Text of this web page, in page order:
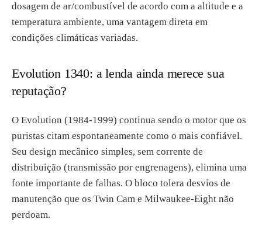
dosagem de ar/combustível de acordo com a altitude e a
temperatura ambiente, uma vantagem direta em
condições climáticas variadas.
Evolution 1340: a lenda ainda merece sua
reputação?
O Evolution (1984-1999) continua sendo o motor que os
puristas citam espontaneamente como o mais confiável.
Seu design mecânico simples, sem corrente de
distribuição (transmissão por engrenagens), elimina uma
fonte importante de falhas. O bloco tolera desvios de
manutenção que os Twin Cam e Milwaukee-Eight não
perdoam.